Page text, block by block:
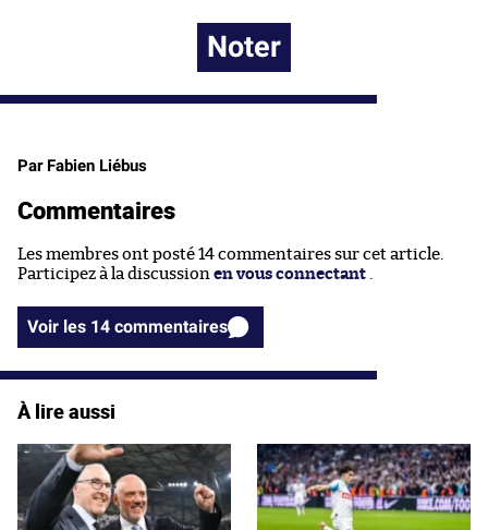
Noter
Par Fabien Liébus
Commentaires
Les membres ont posté 14 commentaires sur cet article.
Participez à la discussion en vous connectant
Voir les 14 commentaires
À lire aussi